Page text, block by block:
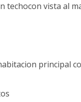
techocon vista al
principal